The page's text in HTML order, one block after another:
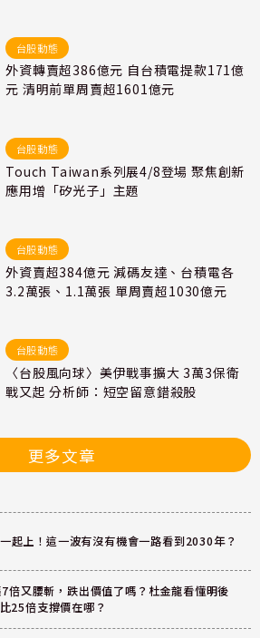
台股動態
外資轉賣超386億元 自台積電提款171億
元 清明前單周賣超1601億元
台股動態
Touch Taiwan系列展4/8登場 聚焦創新
應用增「矽光子」主題
台股動態
外資賣超384億元 減碼友達、台積電各
3.2萬張、1.1萬張 單周賣超1030億元
台股動態
〈台股風向球〉美伊戰事擴大 3萬3保衛
戰又起 分析師：短空留意錯殺股
更多文章
起上！這一波有沒有機會一路看到2030年？
倍又腰斬，跌出價值了嗎？杜金龍看懂明後
25倍支撐價在哪？